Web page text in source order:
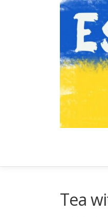
Tea